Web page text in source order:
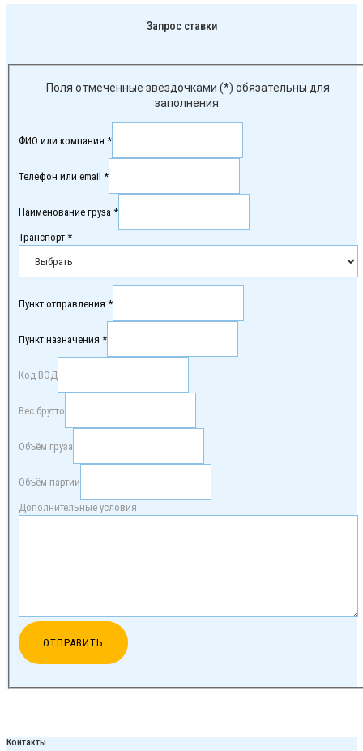
Запрос ставки
Поля отмеченные звездочками (*) обязательны для
заполнения.
ФИО или компания *
Телефон или email *
Наименование груза *
Транспорт *
Пункт отправления *
Пункт назначения *
Код ВЭД
Вес брутто
Объём груза
Объём партии
Дополнительные условия
Контакты